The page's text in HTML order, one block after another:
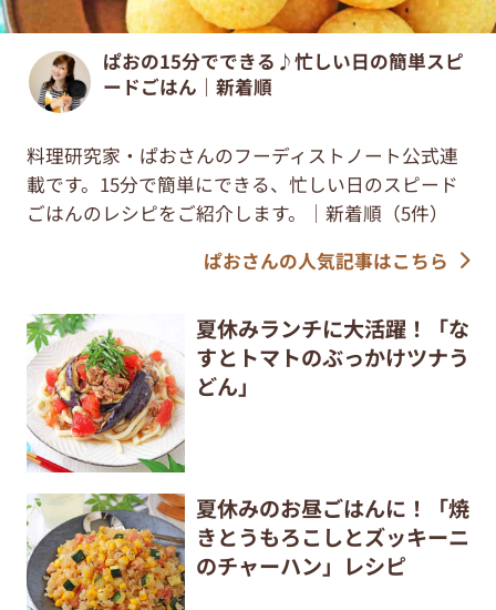
ぱおの15分でできる♪忙しい日の簡単スピ
ードごはん｜新着順
料理研究家・ぱおさんのフーディストノート公式連
載です。15分で簡単にできる、忙しい日のスピード
ごはんのレシピをご紹介します。｜新着順（5件）
ぱおさんの人気記事はこちら
夏休みランチに大活躍！「な
すとトマトのぶっかけツナう
どん」
夏休みのお昼ごはんに！「焼
きとうもろこしとズッキーニ
のチャーハン」レシピ